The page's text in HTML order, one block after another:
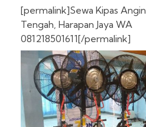
[permalink]Sewa Kipas
Tengah, Harapan Jaya WA
081218501611[/permalink]